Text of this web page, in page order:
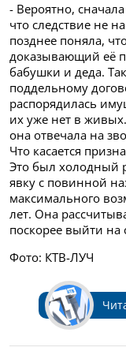
- Вероятно,
что следствие не
позднее поняла,
доказывающий её
бабушки и деда.
поддельному
распорядилась
их уже нет в
она отвечала на
Что касается
Это был холодный
явку с повинной
максимального
лет. Она
поскорее выйти на
Фото: КТВ-ЛУЧ